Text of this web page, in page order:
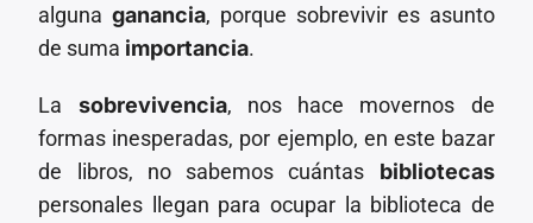
algunaganancia, porque sobrevivir es asunto
de suma importancia.
La sobrevivencia, nos hace movernos de
formas inesperadas, por ejemplo, en este bazar
de libros, no sabemos cuántas bibliotecas
personales llegan para ocupar la biblioteca de